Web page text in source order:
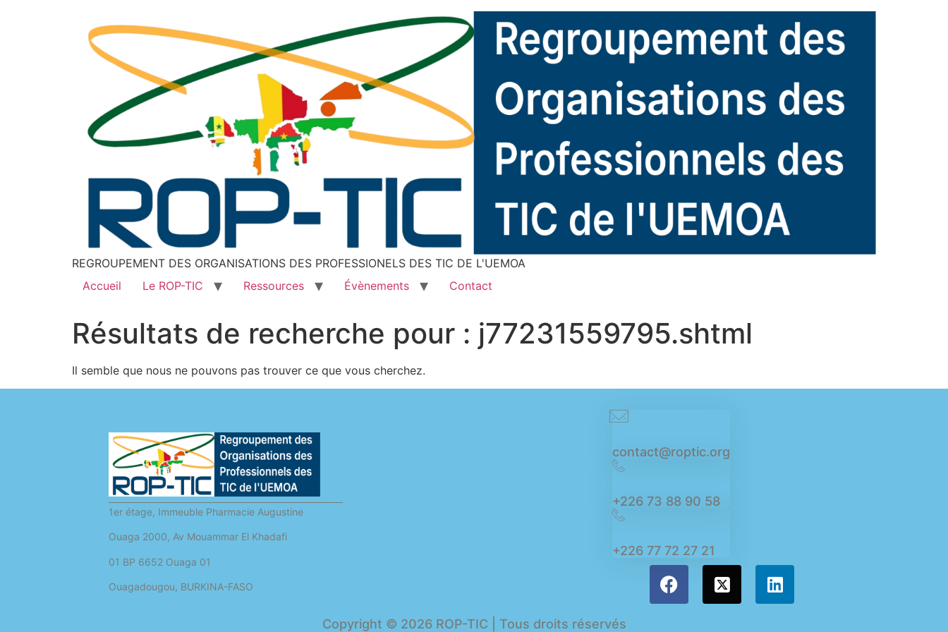
REGROUPEMENT DES ORGANISATIONS DES PROFESSIONELS DES TIC DE L'UEMOA
Accueil
Le ROP-TIC Ressources Évènements Contact
Résultats de recherche pour : j77231559795.shtml
Il semble que nous ne pouvons pas trouver ce que vous cherchez.
1er étage, Immeuble Pharmacie Augustine
Ouaga 2000, Av Mouammar El Khadafi
01 BP 6652 Ouaga 01
Ouagadougou, BURKINA-FASO
contact@roptic.org
+226 73 88 90 58
+226 77 72 27 21
Copyright © 2026 ROP-TIC | Tous droits réservés